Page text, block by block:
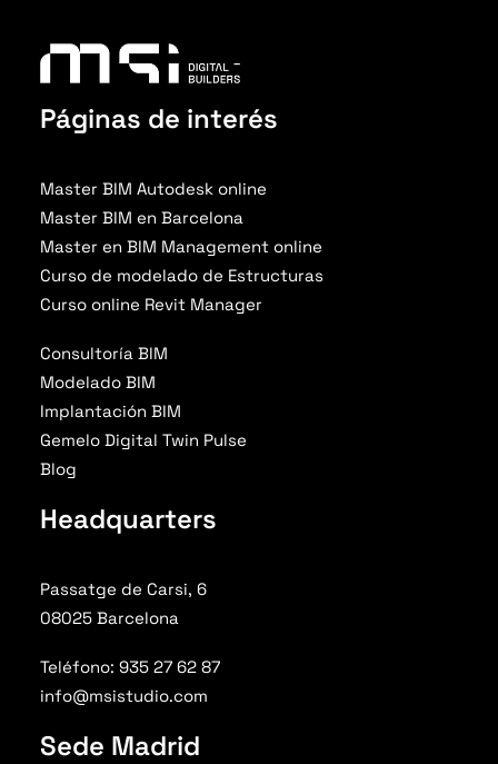
Páginas de interés
Master BIM Autodesk online
Master BIM en Barcelona
Master en BIM Management online
Curso de modelado de Estructuras
Curso online Revit Manager
Consultoría BIM
Modelado BIM
Implantación BIM
Gemelo Digital Twin Pulse
Blog
Headquarters
Passatge de Carsi, 6
08025 Barcelona
Teléfono: 935 27 62 87
info@msistudio.com
Sede Madrid